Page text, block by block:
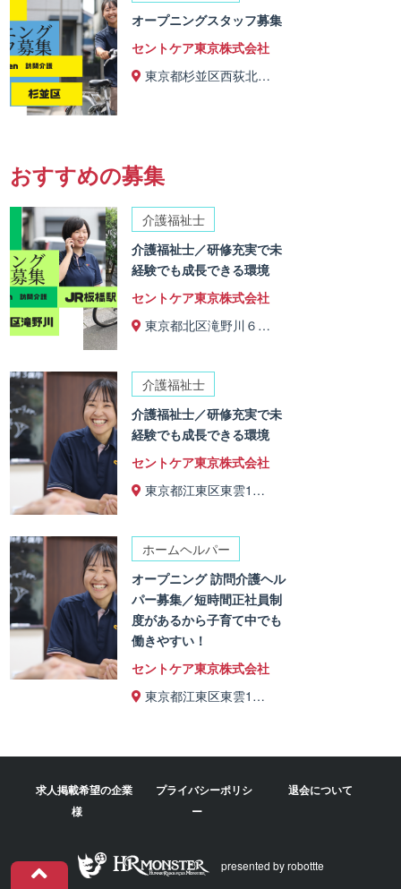
オープニングスタッフ募集
セントケア東京株式会社
東京都杉並区西荻北…
おすすめの募集
介護福祉士
介護福祉士／研修充実で未
経験でも成長できる環境
セントケア東京株式会社
東京都北区滝野川６…
介護福祉士
介護福祉士／研修充実で未
経験でも成長できる環境
セントケア東京株式会社
東京都江東区東雲1…
ホームヘルパー
オープニング 訪問介護ヘル
パー募集／短時間正社員制
度があるから子育て中でも
働きやすい！
セントケア東京株式会社
東京都江東区東雲1…
求人掲載希望の企業
様
プライバシーポリシ
ー
退会について
presented by robottte